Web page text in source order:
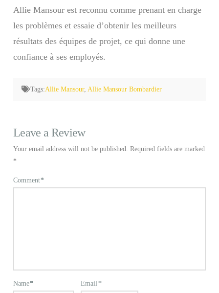
Allie Mansour est reconnu comme prenant en charge
les problèmes et essaie d’obtenir les meilleurs
résultats des équipes de projet, ce qui donne une
confiance à ses employés.
Tags:Allie Mansour, Allie Mansour Bombardier
Leave a Review
Your email address will not be published. Required fields are marked
*
Comment*
Name* Email*